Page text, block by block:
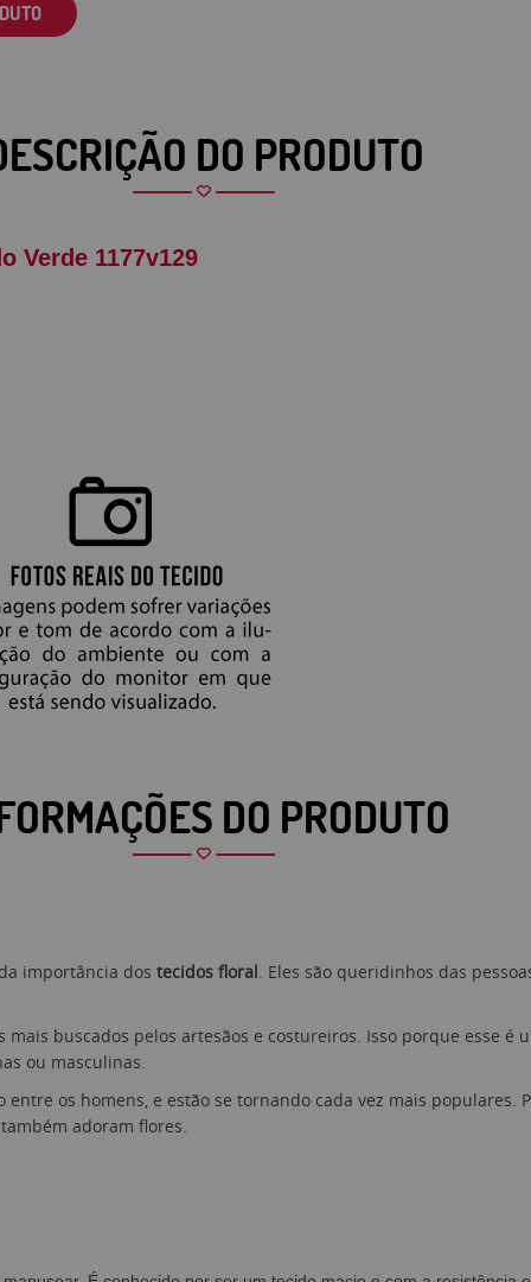
DO PRODUTO
Verde 1177v129
DO PRODUTO
importância dos tecidos floral. Eles são queridinhos das
buscados pelos artesãos e costureiros. Isso porque esse
ou masculinas.
entre os homens, e estão se tornando cada vez mais populares.
adoram flores.